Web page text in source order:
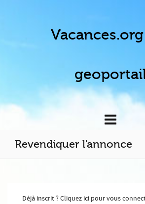
Revendiquer l'annonce
Déjà inscrit ? Cliquez ici pour vous